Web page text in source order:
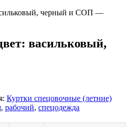
васильковый,
Куртки спецовочные (летние)
, рабочий, спецодежда